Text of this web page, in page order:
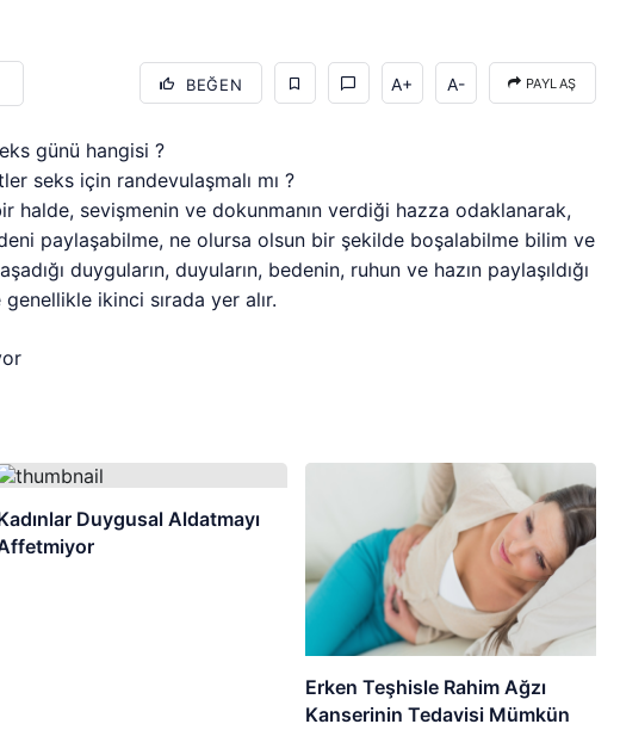
BEĞEN A+ A- PAYLAŞ
günü hangisi ?
seks için randevulaşmalı mı ?
halde, sevişmenin ve dokunmanın verdiği hazza odaklanarak,
paylaşabilme, ne olursa olsun bir şekilde boşalabilme bilim ve
duyguların, duyuların, bedenin, ruhun ve hazın paylaşıldığı
ikinci sırada yer alır.
Duygusal Aldatmayı
Erken Teşhisle Rahim Ağzı
Kanserinin Tedavisi Mümkün